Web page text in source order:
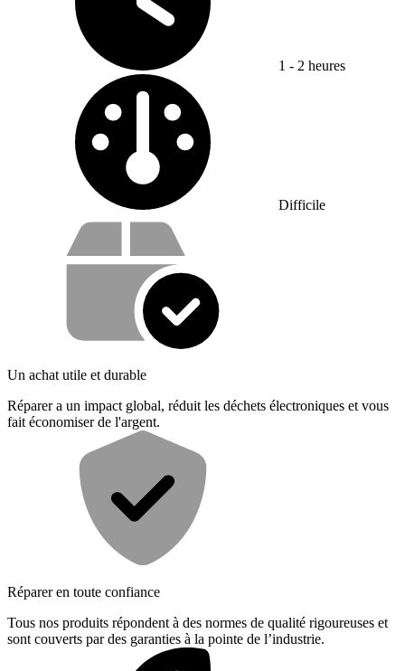
1 - 2 heures
Difficile
Vos avantages
Un achat utile et durable
Réparer a un impact global, réduit les déchets électroniques et vous
fait économiser de l'argent.
Réparer en toute confiance
Tous nos produits répondent à des normes de qualité rigoureuses et
sont couverts par des garanties à la pointe de l’industrie.